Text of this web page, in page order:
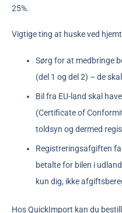
25%.
Vigtige ting at huske ved
Sørg for at medbringe
(del 1 og del 2) – de
Bil fra EU-land skal
(Certificate of
toldsyn og dermed
Registreringsafgiften
betalte for bilen i
kun dig, ikke
Hos QuickImport kan du